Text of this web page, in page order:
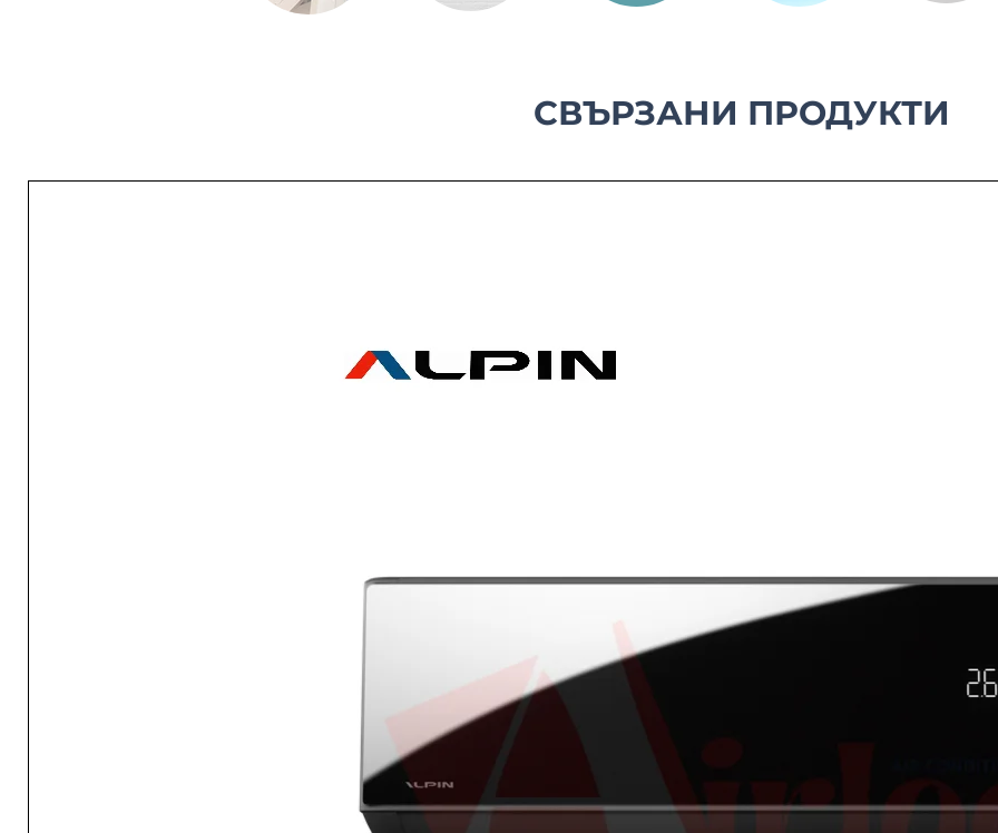
СВЪРЗАНИ ПРОДУКТИ